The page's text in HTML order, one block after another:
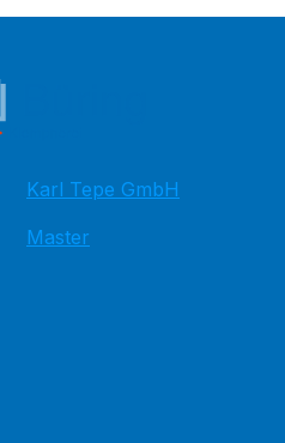
Karl Tepe GmbH
Master